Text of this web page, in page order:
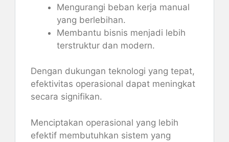
Mengurangi beban kerja manual
yang berlebihan.
Membantu bisnis menjadi lebih
terstruktur dan modern.
Dengan dukungan teknologi yang tepat,
efektivitas operasional dapat meningkat
secara signifikan.
Menciptakan operasional yang lebih
efektif membutuhkan sistem yang